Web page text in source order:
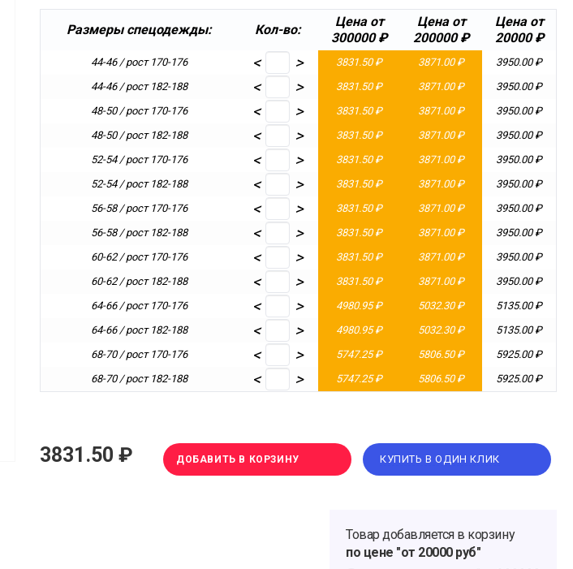
Размеры спецодежды: Кол-во:
Цена от
300000 ₽
Цена от
200000 ₽
Цена от
20000 ₽
44-46 / рост 170-176 < > 3831.50 ₽ 3871.00 ₽
3950.00 ₽
44-46 / рост 182-188
< > 3831.50 ₽ 3871.00 ₽
3950.00 ₽
48-50 / рост 170-176
< > 3831.50 ₽ 3871.00 ₽
3950.00 ₽
48-50 / рост 182-188
< > 3831.50 ₽ 3871.00 ₽
3950.00 ₽
52-54 / рост 170-176
< > 3831.50 ₽ 3871.00 ₽
3950.00 ₽
52-54 / рост 182-188
< > 3831.50 ₽ 3871.00 ₽
3950.00 ₽
56-58 / рост 170-176
< > 3831.50 ₽ 3871.00 ₽
3950.00 ₽
56-58 / рост 182-188
< > 3831.50 ₽ 3871.00 ₽
3950.00 ₽
60-62 / рост 170-176
< > 3831.50 ₽ 3871.00 ₽
3950.00 ₽
60-62 / рост 182-188
< > 3831.50 ₽ 3871.00 ₽
3950.00 ₽
64-66 / рост 170-176
< > 4980.95 ₽ 5032.30 ₽
5135.00 ₽
64-66 / рост 182-188
< > 4980.95 ₽ 5032.30 ₽
5135.00 ₽
68-70 / рост 170-176
< > 5747.25 ₽ 5806.50 ₽
5925.00 ₽
68-70 / рост 182-188
< > 5747.25 ₽ 5806.50 ₽ 5925.00 ₽
3831.50 ₽ ДОБАВИТЬ В КОРЗИНУ КУПИТЬ В ОДИН КЛИК
Товар добавляется в корзину
по цене "от 20000 руб"